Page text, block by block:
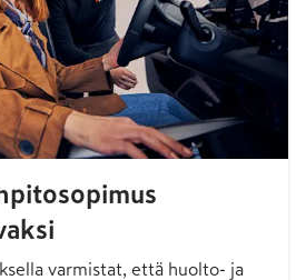
varmistat, että huolto- ja